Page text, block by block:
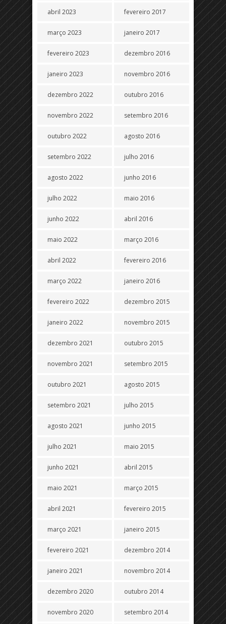
abril 2023
março 2023
fevereiro 2023
janeiro 2023
dezembro 2022
novembro 2022
outubro 2022
setembro 2022
agosto 2022
julho 2022
junho 2022
maio 2022
abril 2022
março 2022
fevereiro 2022
janeiro 2022
dezembro 2021
novembro 2021
outubro 2021
setembro 2021
agosto 2021
julho 2021
junho 2021
maio 2021
abril 2021
março 2021
fevereiro 2021
janeiro 2021
dezembro 2020
novembro 2020
fevereiro 2017
janeiro 2017
dezembro 2016
novembro 2016
outubro 2016
setembro 2016
agosto 2016
julho 2016
junho 2016
maio 2016
abril 2016
março 2016
fevereiro 2016
janeiro 2016
dezembro 2015
novembro 2015
outubro 2015
setembro 2015
agosto 2015
julho 2015
junho 2015
maio 2015
abril 2015
março 2015
fevereiro 2015
janeiro 2015
dezembro 2014
novembro 2014
outubro 2014
setembro 2014